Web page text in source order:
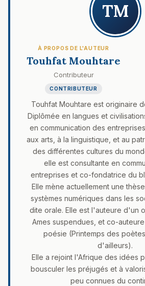
TM
À PROPOS DE L'AUTEUR
Touhfat Mouhtare
Contributeur
CONTRIBUTEUR
Touhfat Mouhtare est originaire
Diplômée en langues et
en communication des
aux arts, à la linguistique, et au
des différentes cultures du
elle est consultante en
entreprises et co-fondatrice du
Elle mène actuellement une
systèmes numériques dans les
dite orale. Elle est l'auteure d'un
Ames suspendues, et co-
poésie (Printemps des
d'ailleurs).
Elle a rejoint l'Afrique des idées
bousculer les préjugés et à
peu connues du